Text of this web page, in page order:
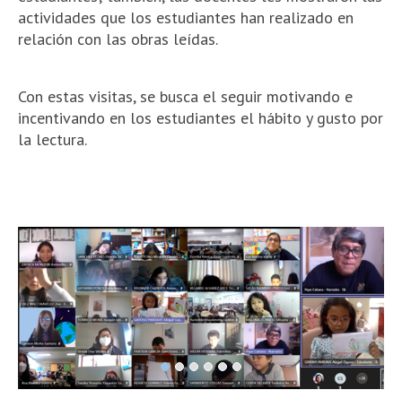
actividades que los estudiantes han realizado en
relación con las obras leídas.
Con estas visitas, se busca el seguir motivando e
incentivando en los estudiantes el hábito y gusto por
la lectura.